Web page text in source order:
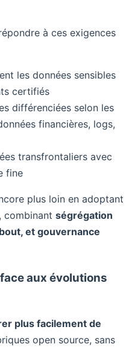
à ces exigences
les données sensibles
certifiés
différenciées selon les
financières, logs,
transfrontaliers avec
fine
plus loin en adoptant
combinant ségrégation
et gouvernance
aux évolutions
plus facilement de
open source, sans